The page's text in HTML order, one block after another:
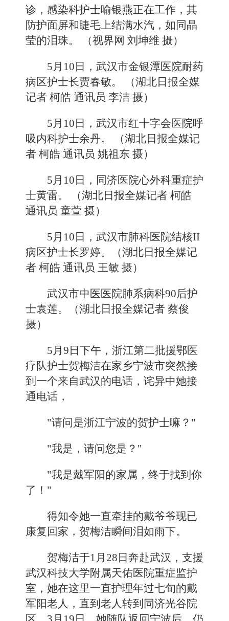
诊，感染科护士喻银燕正在工作，其
防护面屏和睫毛上结满水汽，如同晶
莹的泪珠。 （视界网 刘坤维 摄）
5月10日，武汉市金银潭医院耐药
病区护士长贾春敏。 （湖北日报全媒
记者 柯皓 通讯员 李洁 摄）
5月10日，武汉市红十字会医院呼
吸内科护士余丹。 （湖北日报全媒记
者 柯皓 通讯员 姚祖东 摄）
5月10日，同济医院心外科重症护
士黄雷。 （湖北日报全媒记者 柯皓
通讯员 童萱 摄）
5月10日，武汉市肺科医院结核II
病区护士长罗婷。（湖北日报全媒记
者 柯皓 通讯员 王敏 摄）
武汉市中医医院肺系病科90后护
士袁莲。（湖北日报全媒记者 蔡俊
摄）
5月9日下午，浙江第二批援鄂医
疗队护士贺梅洁在家乡宁波市突然接
到一个来自武汉的电话，诧异中她接
通电话，
"请问是浙江宁波的贺护士嘛？"
"我是，请问您是？"
"我是戴军阳的家属，终于找到你
了！"
得知令她一直牵挂的戴爷爷现已
康复回家，贺梅洁瞬间泪如雨下。
贺梅洁于1月28日奔赴武汉，支援
武汉科技大学附属天佑医院重症监护
室，她在这里一直护理年过七旬的戴
军阳老人，直到老人转到同济光谷院